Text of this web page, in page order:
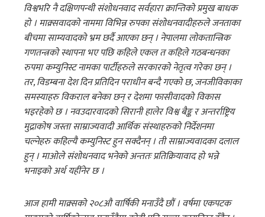
विश्वभरि नै दक्षिणपन्थी संशोधनवाद सर्वहारा क्रान्तिको प्रमुख बाधक
हो । माक्र्सवादको नाममा विभिन्न रुपका संशोधनवादीहरुले जनताका
बीचमा साम्यवादको भ्रम छर्दै आएका छन् । नेपालमा लोकतान्त्रिक
गणतन्त्रको स्थापना भए पछि कहिले एकल त कहिले गठबन्धनका
रुपमा कम्युनिस्ट नामका पार्टीहरुले सरकारको नेतृत्व गरेका छन् ।
तर, विडम्बना देश दिन प्रतिदिन पराधीन बन्दै गएको छ, जनजीविकाका
समस्याहरु विकराल बनेका छन् र देशमा फासीवादको विकास
भइरहेको छ । नवउदारवादको सिरानी हालेर विश्व बैङ्क र अन्तर्राष्ट्रिय
मुद्राकोष जस्ता साम्राज्यवादी आर्थिक संस्थाहरुको निर्देशनमा
चल्नेहरु कहिल्यै कम्युनिस्ट हुन सक्दैनन् । ती साम्राज्यवादका दलाल
हुन् । माओले संशोधनवाद भनेको अन्ततः प्रतिक्रियावाद हो भन्ने
भनाइको अर्थ यहींनेर छ ।
आज हामी माक्र्सको २०८औ वार्षिकी मनाउँदै छौं । वर्षमा एकपटक